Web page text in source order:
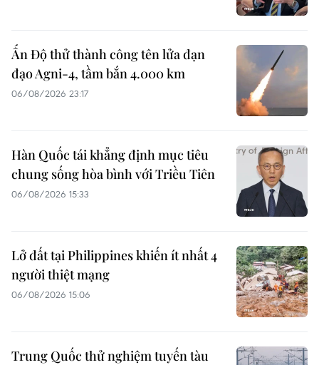
Ấn Độ thử thành công tên lửa đạn
đạo Agni-4, tầm bắn 4.000 km
06/08/2026 23:17
Hàn Quốc tái khẳng định mục tiêu
chung sống hòa bình với Triều Tiên
06/08/2026 15:33
Lở đất tại Philippines khiến ít nhất 4
người thiệt mạng
06/08/2026 15:06
Trung Quốc thử nghiệm tuyến tàu